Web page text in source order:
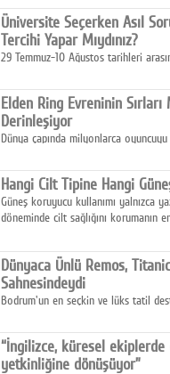
temizlik sağlayan, çevreye duyarlı
ediyor.
Üniversite Seçerken Asıl
Tercihi Yapar Mıydınız?
29 Temmuz-10 Ağustos tarihleri
Elden Ring Evreninin Sırları
Derinleşiyor
Dünya çapında milyonlarca
aksiyonu ve karanlık fantastik
sürdürüyor.
Hangi Cilt Tipine Hangi
Güneş koruyucu kullanımı yalnızca
döneminde cilt sağlığını korumanın
Dünyaca Ünlü Remos,
Sahnesindeydi
Bodrum'un en seçkin ve lüks tatil
yaz etkinlikleri kapsamında
devam ediyor
“İngilizce, küresel
yetkinliğine dönüşüyor”